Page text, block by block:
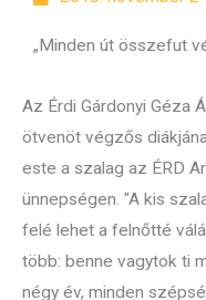
„Minden út összefut
Az Érdi Gárdonyi Géza
ötvenöt végzős
este a szalag az ÉRD
ünnepségen. "A kis
felé lehet a felnőtté
több: benne vagytok ti
négy év, minden